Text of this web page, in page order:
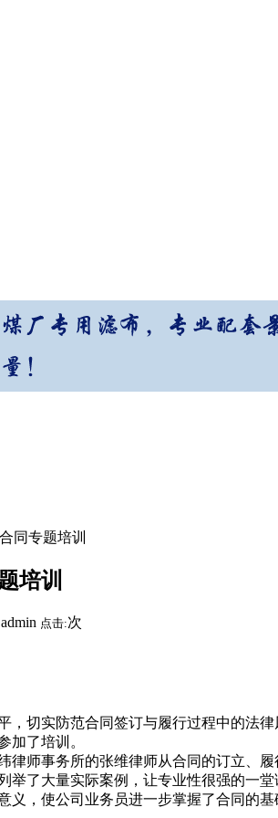
同专题培训
培训
admin 点击:次
切实防范合同签订与履行过程中的法律
加了培训。
师事务所的张维律师从合同的订立、履
举了大量实际案例，让专业性很强的一堂
，使公司业务员进一步掌握了合同的基